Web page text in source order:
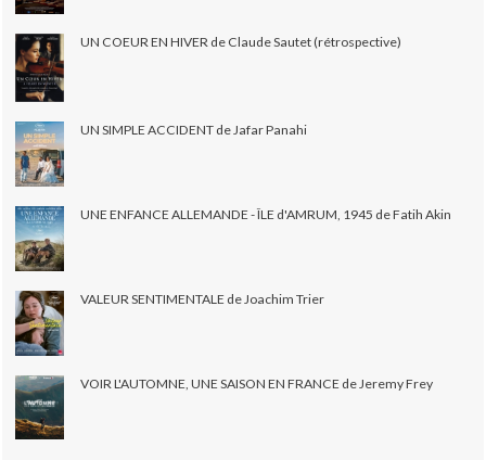
UN COEUR EN HIVER de Claude Sautet (rétrospective)
UN SIMPLE ACCIDENT de Jafar Panahi
UNE ENFANCE ALLEMANDE - ÎLE d'AMRUM, 1945 de Fatih Akin
VALEUR SENTIMENTALE de Joachim Trier
VOIR L'AUTOMNE, UNE SAISON EN FRANCE de Jeremy Frey